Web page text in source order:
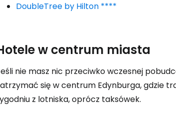
DoubleTree by Hilton ****
w centrum miasta
nie masz nic przeciwko wczesnej
się w centrum Edynburga, gdzie
z lotniska, oprócz taksówek.